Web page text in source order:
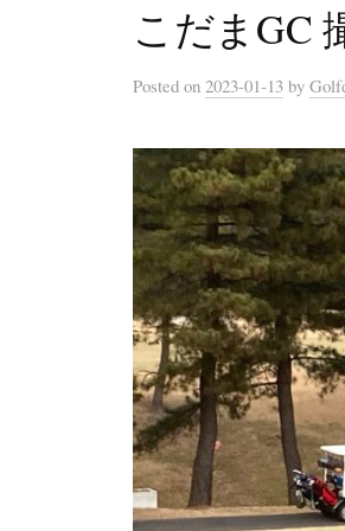
こだまGC
Posted on 2023-01-13 by